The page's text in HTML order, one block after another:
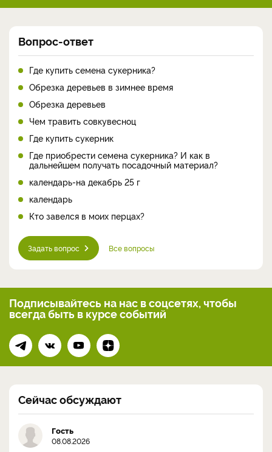
Вопрос-ответ
Где купить семена сукерника?
Обрезка деревьев в зимнее время
Обрезка деревьев
Чем травить совкувесноц
Где купить сукерник
Где приобрести семена сукерника? И как в
дальнейшем получать посадочный материал?
календарь-на декабрь 25 г
календарь
Кто завелся в моих перцах?
Задать вопрос Все вопросы
Подписывайтесь на нас в соцсетях, чтобы
всегдабыть в курсе событий
Сейчас обсуждают
Гость
08.08.2026